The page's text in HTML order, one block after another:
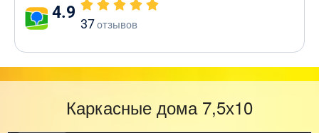
4.9
37отзывов
Каркасные дома 7,5х10